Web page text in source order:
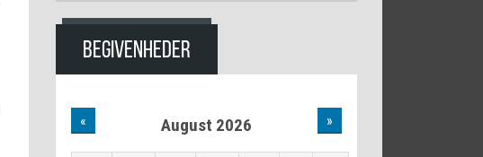
BEGIVENHEDER
« August 2026 »